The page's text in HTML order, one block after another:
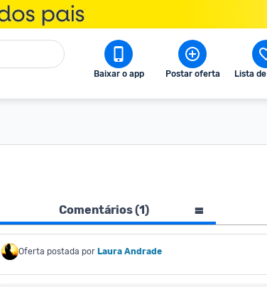
Baixar o app Postar oferta Lista
Comentários (1)
Oferta postada por Laura Andrade